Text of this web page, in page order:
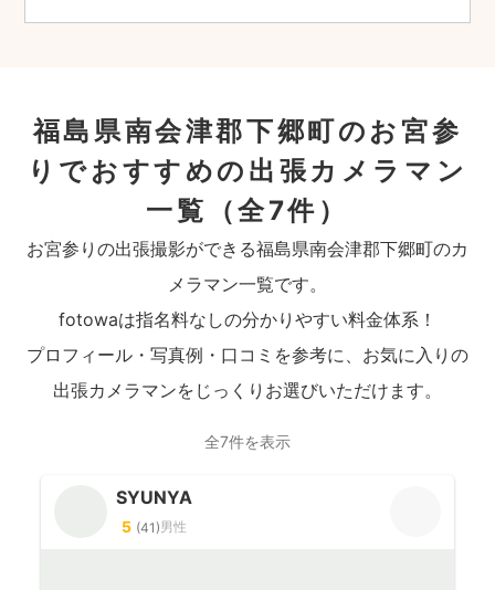
福島県南会津郡下郷町のお宮参
りでおすすめの出張カメラマン
一覧
（全7件）
お宮参りの出張撮影ができる福島県南会津郡下郷町のカ
メラマン一覧です。
fotowaは指名料なしの分かりやすい料金体系！
プロフィール・写真例・口コミを参考に、お気に入りの
出張カメラマンをじっくりお選びいただけます。
全7件を表示
SYUNYA
5 (41)男性